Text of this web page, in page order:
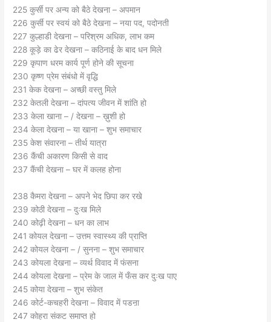
225 कुर्सी पर अन्य को बैठे देखना – अपमान
226 कुर्सी पर स्वयं को बैठे देखना – नया पद, पदोनती
227 कुल्हाडी देखना – परिश्रम अधिक, लाभ कम
228 कूड़े का ढेर देखना – कठिनाई के बाद धन मिले
229 कृपाण धरम कार्य पूर्ण होने की सूचना
230 कृष्ण प्रेम संबंधो में वृद्धि
231 केक देखना – अच्छी वस्तु मिले
232 केतली देखना – दांपत्य जीवन में शांति हो
233 केला खाना – / देखना – ख़ुशी हो
234 केला देखना – या खाना – शुभ समाचार
235 केश संवारना – तीर्थ यात्रा
236 कैंची अकारण किसी से वाद
237 कैंची देखना – घर में कलह होना
238 कैमरा देखना – अपने भेद छिपा कर रखे
239 कोठी देखना – दुःख मिले
240 कोढ़ी देखना – धन का लाभ
241 कोयल देखना – उत्तम स्वास्थ्य की प्राप्ति
242 कोयल देखना – / सुनना – शुभ समाचार
243 कोयला देखना – व्यर्थ विवाद में फंसना
244 कोयला देखना – प्रेम के जाल में फँस कर दुःख पाए
245 कोया देखना – शुभ संकेत
246 कोर्ट-कचहरी देखना – विवाद में पडऩा
247 कोहरा संकट समाप्त हो